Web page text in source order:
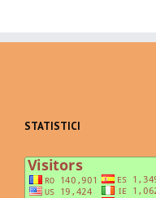
STATISTICI